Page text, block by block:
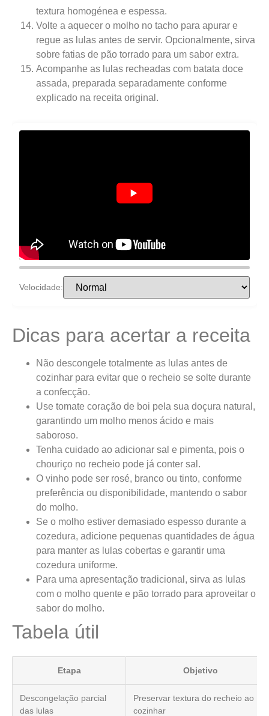
textura homogénea e espessa.
Volte a aquecer o molho no tacho para apurar e
regue as lulas antes de servir. Opcionalmente, sirva
sobre fatias de pão torrado para um sabor extra.
Acompanhe as lulas recheadas com batata doce
assada, preparada separadamente conforme
explicado na receita original.
Velocidade:
Dicas para acertar a receita
Não descongele totalmente as lulas antes de
cozinhar para evitar que o recheio se solte durante
a confecção.
Use tomate coração de boi pela sua doçura natural,
garantindo um molho menos ácido e mais
saboroso.
Tenha cuidado ao adicionar sal e pimenta, pois o
chouriço no recheio pode já conter sal.
O vinho pode ser rosé, branco ou tinto, conforme
preferência ou disponibilidade, mantendo o sabor
do molho.
Se o molho estiver demasiado espesso durante a
cozedura, adicione pequenas quantidades de água
para manter as lulas cobertas e garantir uma
cozedura uniforme.
Para uma apresentação tradicional, sirva as lulas
com o molho quente e pão torrado para aproveitar o
sabor do molho.
Tabela útil
Etapa Objetivo
Descongelação parcial
das lulas
Preservar textura do recheio ao
cozinhar